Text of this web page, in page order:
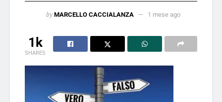
by MARCELLO CACCIALANZA 1 mese ago
1k
SHARES